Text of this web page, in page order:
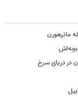
ماترهورن
بچه‌اش
در دریای سرخ